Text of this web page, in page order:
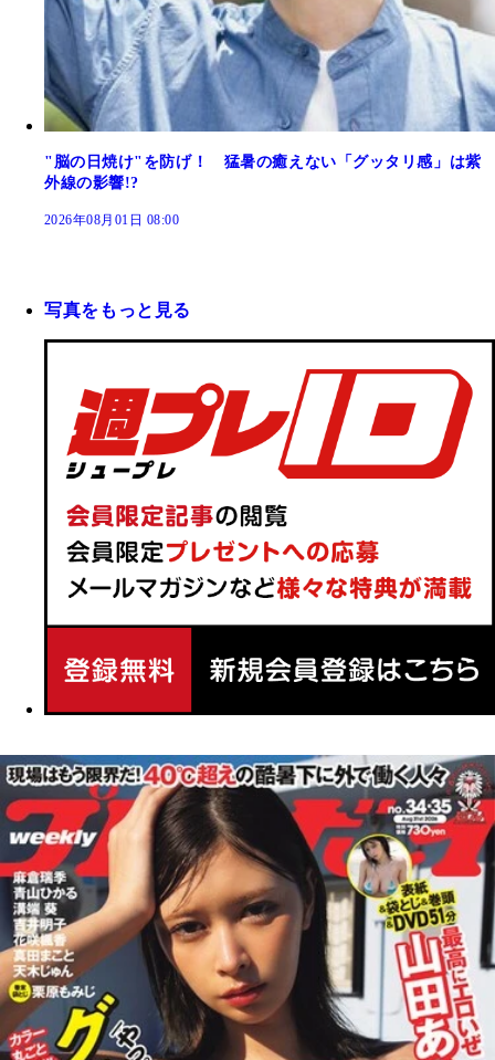
"脳の日焼け"を防げ！ 猛暑の癒えない「グッタリ感」は紫
外線の影響!?
2026年08月01日 08:00
写真をもっと見る